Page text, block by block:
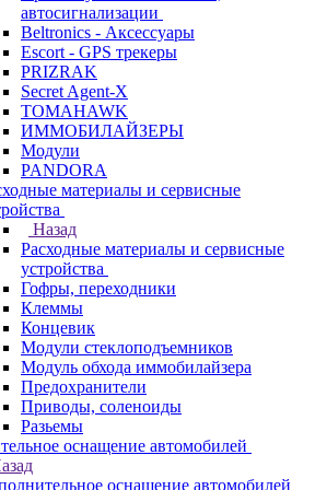
автосигнализации
Beltronics - Аксессуары
Escort - GPS трекеры
PRIZRAK
Secret Agent-X
TOMAHAWK
ИММОБИЛАЙЗЕРЫ
Модули
PANDORA
материалы и сервисные
Назад
Расходные материалы и сервисные
устройства
Гофры, переходники
Клеммы
Концевик
Модули стеклоподъемников
Модуль обхода иммобилайзера
Предохранители
Приводы, соленоиды
Разьемы
оснащение автомобилей
оснащение автомобилей